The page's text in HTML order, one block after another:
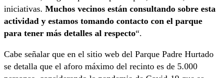
iniciativas. Muchos vecinos están consultando sobre esta
actividad y estamos tomando contacto con el parque
para tener más detalles al respecto“.
Cabe señalar que en el sitio web del Parque Padre Hurtado
se detalla que el aforo máximo del recinto es de 5.000